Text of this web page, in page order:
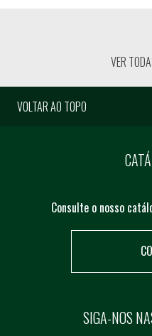
VER
VOLTAR AO TOPO
Consulte o nosso
SIGA-NOS